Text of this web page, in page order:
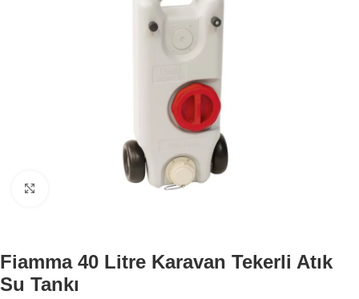
Fiamma 40 Litre Karavan Tekerli Atık
Su Tankı